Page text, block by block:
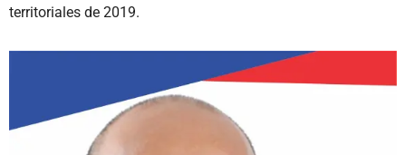
territoriales de 2019.